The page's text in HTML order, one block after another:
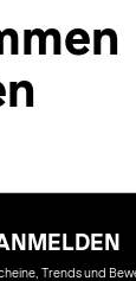
Trends und